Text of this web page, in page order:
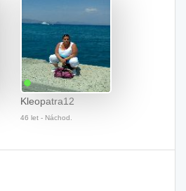
Kleopatra12
46 let - Náchod.